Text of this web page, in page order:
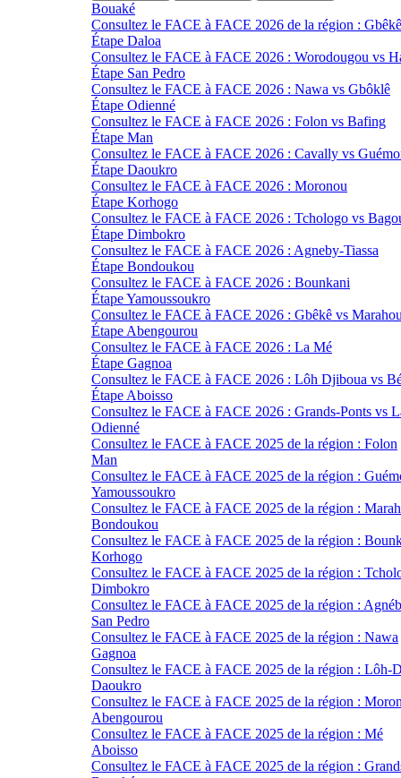
Bouaké
Consultez le FACE à FACE 2026 de la région : Gbêkê
Étape Daloa
Consultez le FACE à FACE 2026 : Worodougou vs
Étape San Pedro
Consultez le FACE à FACE 2026 : Nawa vs Gbôklê
Étape Odienné
Consultez le FACE à FACE 2026 : Folon vs Bafing
Étape Man
Consultez le FACE à FACE 2026 : Cavally vs
Étape Daoukro
Consultez le FACE à FACE 2026 : Moronou
Étape Korhogo
Consultez le FACE à FACE 2026 : Tchologo vs
Étape Dimbokro
Consultez le FACE à FACE 2026 : Agneby-Tiassa
Étape Bondoukou
Consultez le FACE à FACE 2026 : Bounkani
Étape Yamoussoukro
Consultez le FACE à FACE 2026 : Gbêkê vs
Étape Abengourou
Consultez le FACE à FACE 2026 : La Mé
Étape Gagnoa
Consultez le FACE à FACE 2026 : Lôh Djiboua vs
Étape Aboisso
Consultez le FACE à FACE 2026 : Grands-Ponts vs
Odienné
Consultez le FACE à FACE 2025 de la région : Folon
Man
Consultez le FACE à FACE 2025 de la région :
Yamoussoukro
Consultez le FACE à FACE 2025 de la région :
Bondoukou
Consultez le FACE à FACE 2025 de la région :
Korhogo
Consultez le FACE à FACE 2025 de la région :
Dimbokro
Consultez le FACE à FACE 2025 de la région :
San Pedro
Consultez le FACE à FACE 2025 de la région : Nawa
Gagnoa
Consultez le FACE à FACE 2025 de la région : Lôh-
Daoukro
Consultez le FACE à FACE 2025 de la région :
Abengourou
Consultez le FACE à FACE 2025 de la région : Mé
Aboisso
Consultez le FACE à FACE 2025 de la région :